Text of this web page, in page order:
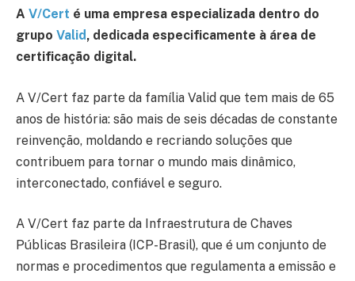
A V/Cert é uma empresa especializada dentro do
grupo Valid, dedicada especificamente à área de
certificação digital.
A V/Cert faz parte da família Valid que tem mais de 65
anos de história: são mais de seis décadas de constante
reinvenção, moldando e recriando soluções que
contribuem para tornar o mundo mais dinâmico,
interconectado, confiável e seguro.
A V/Cert faz parte da Infraestrutura de Chaves
Públicas Brasileira (ICP-Brasil), que é um conjunto de
normas e procedimentos que regulamenta a emissão e